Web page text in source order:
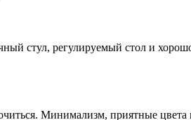
стул, регулируемый стол и
Минимализм, приятные